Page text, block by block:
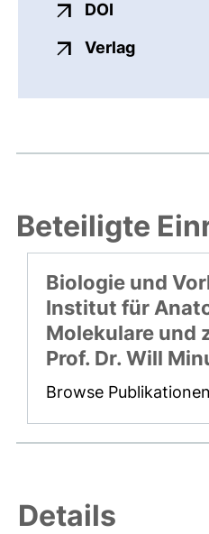
DOI
Verlagexterner
Beteiligte
Biologie und
Institut für
Molekulare und
Prof. Dr. Will
Browse Publikationen
Details